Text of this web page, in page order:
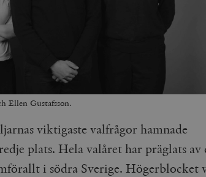
Ellen Gustafsson.
viktigaste valfrågor hamnade
plats. Hela valåret har präglats av
i södra Sverige. Högerblocket